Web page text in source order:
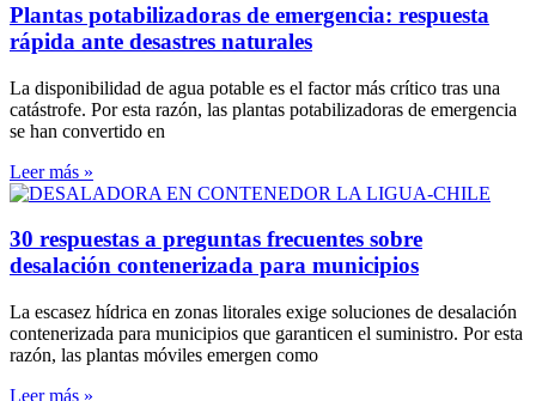
Plantas potabilizadoras de emergencia: respuesta
rápida ante desastres naturales
La disponibilidad de agua potable es el factor más crítico tras una
catástrofe. Por esta razón, las plantas potabilizadoras de emergencia
se han convertido en
Leer más »
30 respuestas a preguntas frecuentes sobre
desalación contenerizada para municipios
La escasez hídrica en zonas litorales exige soluciones de desalación
contenerizada para municipios que garanticen el suministro. Por esta
razón, las plantas móviles emergen como
Leer más »